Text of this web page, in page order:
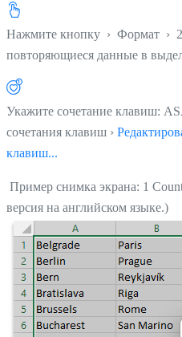
Нажмите кнопку › Формат ›
повторяющиеся данные в
Укажите сочетание клавиш:
сочетания клавиш ›
клавиш...
Пример снимка экрана: 1
версия на английском языке.)